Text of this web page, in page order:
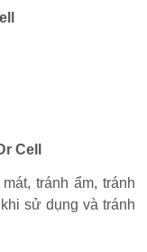
Cell
tránh ẩm, tránh
sử dụng và tránh